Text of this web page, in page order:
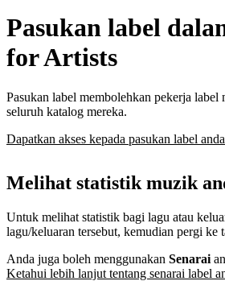
Pasukan label
for Artists
Pasukan label membolehkan pekerja label
seluruh katalog mereka.
Dapatkan akses kepada pasukan label anda
Melihat statistik muzik
Untuk melihat statistik bagi lagu atau
lagu/keluaran tersebut, kemudian pergi ke
Anda juga boleh menggunakan Senarai
Ketahui lebih lanjut tentang senarai label